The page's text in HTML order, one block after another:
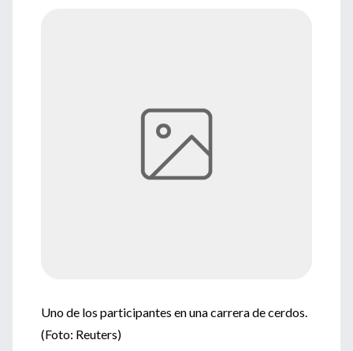
Uno de los participantes en una carrera de cerdos.
(Foto: Reuters)